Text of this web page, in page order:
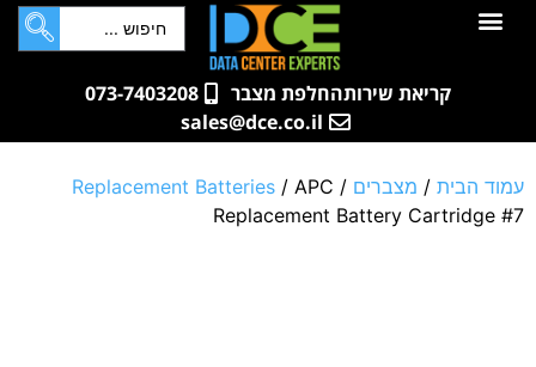
לתוכן
קריאת שירותהחלפת מצבר
073-7403208
sales@dce.co.il
עמוד הבית / מצברים /
Replacement Batteries / APC
Replacement Battery Cartridge #7